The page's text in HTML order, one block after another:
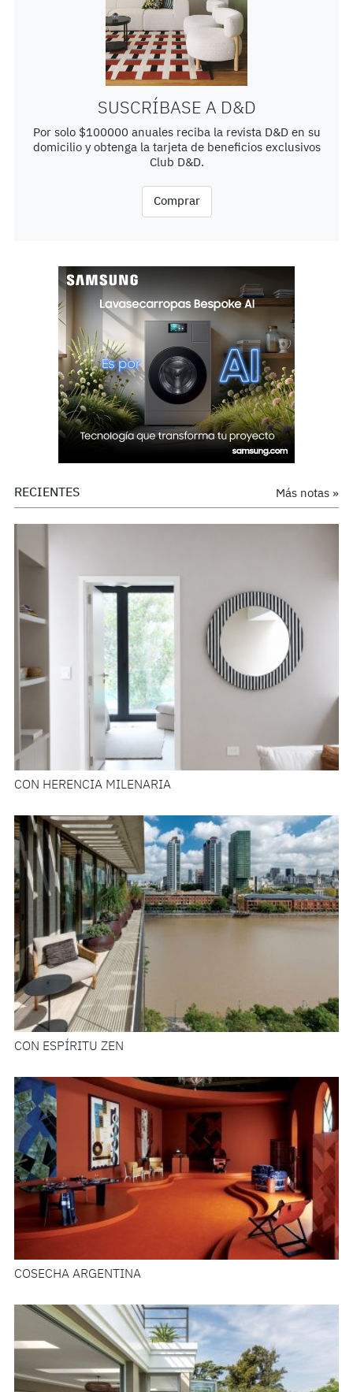
SUSCRÍBASE A D&D
Por solo $100000 anuales reciba la revista D&D en su
domicilio y obtenga la tarjeta de beneficios exclusivos
Club D&D.
Comprar
Más notas »
RECIENTES
CON HERENCIA MILENARIA
CON ESPÍRITU ZEN
COSECHA ARGENTINA